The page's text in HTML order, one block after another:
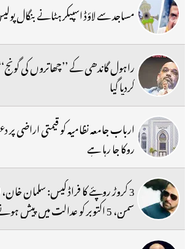
مساجد سے لاؤڈ اسپیکر ہٹانے بنگال
راہول گاندھی کے ’’چھاتروں کی
کردیا گیا
ارباب جامعہ نظامیہ کو قیمتی
روکا جا رہا ہے
3 کروڑ روپئے کا فراڈ کیس: سلمان خان،
سمن، 5 اکتوبر کو عدالت میں پیش ہونے کا حکم